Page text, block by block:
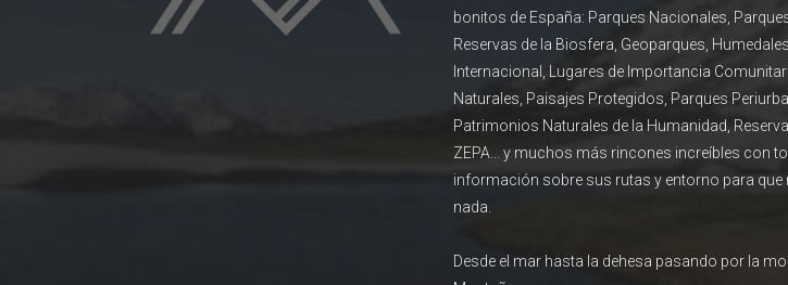
bonitos de España: Parques Nacionales,
Reservas de la Biosfera, Geoparques,
Internacional, Lugares de Importancia
Naturales, Paisajes Protegidos, Parques
Patrimonios Naturales de la Humanidad,
ZEPA... y muchos más rincones increíbles con
información sobre sus rutas y entorno para que
nada.
Desde el mar hasta la dehesa pasando por la